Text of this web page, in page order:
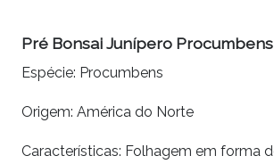
Pré Bonsai Junípero Procumbens
Espécie: Procumbens
Origem: América do Norte
Características: Folhagem em forma